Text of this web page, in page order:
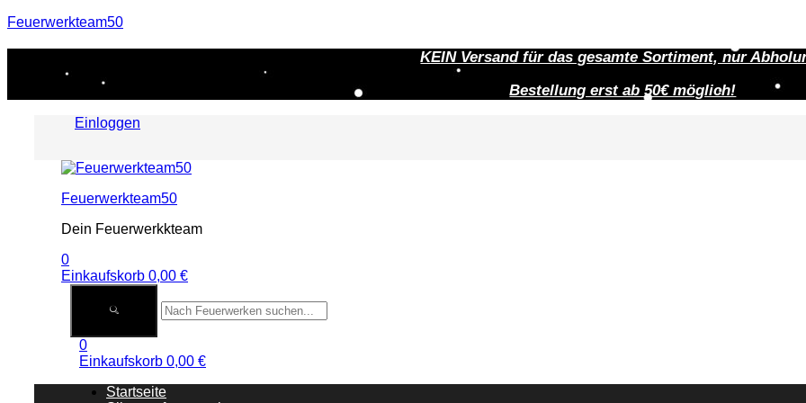
Feuerwerkteam50
KEIN Versand für das gesamte Sortiment, nur
Bestellung erst ab 50€ möglich!
Einloggen
Menu
Feuerwerkteam50
Dein Feuerwerkkteam
0
Einkaufskorb 0,00 €
0
Einkaufskorb 0,00 €
Startseite